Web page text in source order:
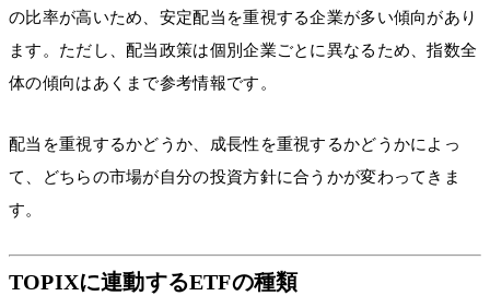
の比率が高いため、安定配当を重視する企業が多い傾向があり
ます。ただし、配当政策は個別企業ごとに異なるため、指数全
体の傾向はあくまで参考情報です。
配当を重視するかどうか、成長性を重視するかどうかによっ
て、どちらの市場が自分の投資方針に合うかが変わってきま
す。
TOPIXに連動するETFの種類